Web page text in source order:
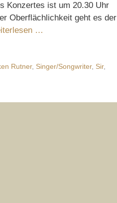
Konzertes ist um 20.30 Uhr
Oberflächlichkeit geht es der
…
Rutner, Singer/Songwriter, Sir,